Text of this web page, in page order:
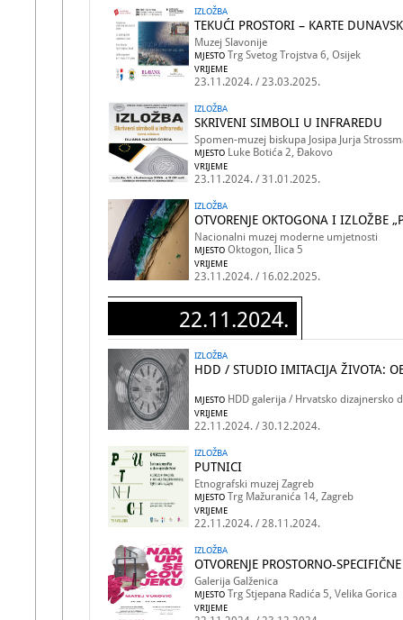
IZLOŽBA
TEKUĆI PROSTORI – KARTE
Muzej Slavonije
MJESTO Trg Svetog Trojstva 6, Osijek
VRIJEME
23.11.2024. / 23.03.2025.
IZLOŽBA
SKRIVENI SIMBOLI U INFRAREDU
Spomen-muzej biskupa Josipa Jurja
MJESTO Luke Botića 2, Đakovo
VRIJEME
23.11.2024. / 31.01.2025.
IZLOŽBA
OTVORENJE OKTOGONA I IZLOŽBE
Nacionalni muzej moderne umjetnosti
MJESTO Oktogon, Ilica 5
VRIJEME
23.11.2024. / 16.02.2025.
22.11.2024.
IZLOŽBA
HDD / STUDIO IMITACIJA ŽIVOTA:
MJESTO HDD galerija / Hrvatsko dizajnersko
VRIJEME
22.11.2024. / 30.12.2024.
IZLOŽBA
PUTNICI
Etnografski muzej Zagreb
MJESTO Trg Mažuranića 14, Zagreb
VRIJEME
22.11.2024. / 28.11.2024.
IZLOŽBA
OTVORENJE PROSTORNO-
Galerija Galženica
MJESTO Trg Stjepana Radića 5, Velika Gorica
VRIJEME